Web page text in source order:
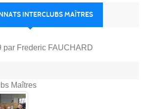
INTERCLUBS MAÎTRES
par Frederic FAUCHARD
Maîtres